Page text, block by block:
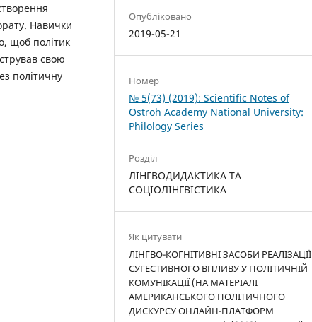
Навички
щоб політик
свою
політичну
Опубліковано
2019-05-21
Номер
№ 5(73) (2019): Scientific Notes of
Ostroh Academy National University:
Philology Series
Розділ
ЛІНГВОДИДАКТИКА ТА
СОЦІОЛІНГВІСТИКА
Як цитувати
ЛІНГВО-КОГНІТИВНІ ЗАСОБИ РЕАЛІЗАЦІЇ
СУГЕСТИВНОГО ВПЛИВУ У ПОЛІТИЧНІЙ
КОМУНІКАЦІЇ (НА МАТЕРІАЛІ
АМЕРИКАНСЬКОГО ПОЛІТИЧНОГО
ДИСКУРСУ ОНЛАЙН-ПЛАТФОРМ